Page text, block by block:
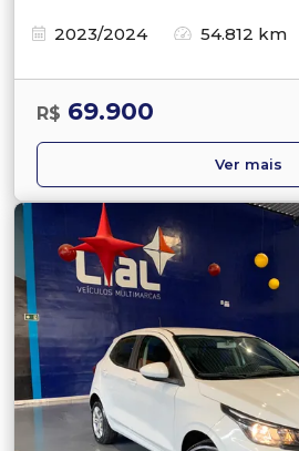
2023/2024
54.812 km
R$ 69.900
Ver mais